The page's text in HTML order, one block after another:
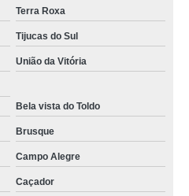
Terra Roxa
Tijucas do Sul
União da Vitória
Bela vista do Toldo
Brusque
Campo Alegre
Caçador